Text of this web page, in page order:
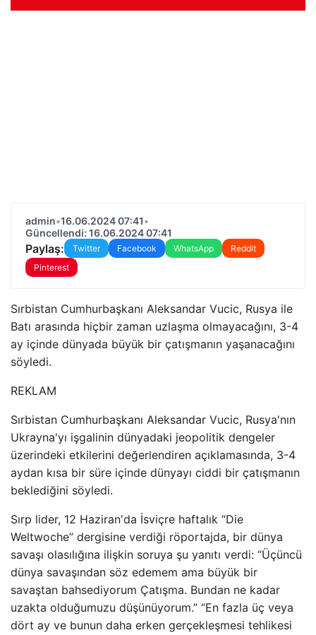
admin•16.06.2024 07:41•
Güncellendi: 16.06.2024 07:41
Paylaş: Twitter Facebook WhatsApp
Reddit
Pinterest
Sırbistan Cumhurbaşkanı Aleksandar Vucic, Rusya ile
Batı arasında hiçbir zaman uzlaşma olmayacağını, 3-4
ay içinde dünyada büyük bir çatışmanın yaşanacağını
söyledi.
REKLAM
Sırbistan Cumhurbaşkanı Aleksandar Vucic, Rusya'nın
Ukrayna'yı işgalinin dünyadaki jeopolitik dengeler
üzerindeki etkilerini değerlendiren açıklamasında, 3-4
aydan kısa bir süre içinde dünyayı ciddi bir çatışmanın
beklediğini söyledi.
Sırp lider, 12 Haziran'da İsviçre haftalık “Die
Weltwoche” dergisine verdiği röportajda, bir dünya
savaşı olasılığına ilişkin soruya şu yanıtı verdi: “Üçüncü
dünya savaşından söz edemem ama büyük bir
savaştan bahsediyorum Çatışma. Bundan ne kadar
uzakta olduğumuzu düşünüyorum.” “En fazla üç veya
dört ay ve bunun daha erken gerçekleşmesi tehlikesi